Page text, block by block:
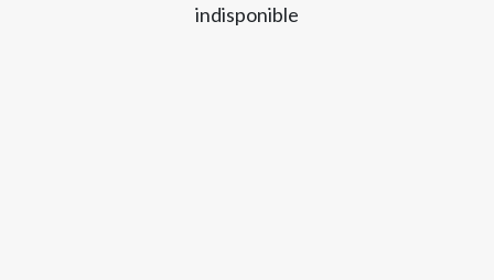
indisponible